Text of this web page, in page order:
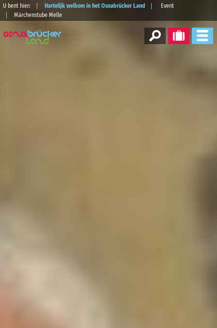
U bent hier: Hartelijk welkom in het Osnabrücker Land
Event
Märchenstube Melle